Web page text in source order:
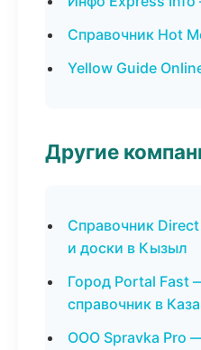
Справочник Hot
Yellow Guide
Другие
Справочник
и доски в Кызыл
Город Portal Fast
справочник в
ООО Spravka Pro